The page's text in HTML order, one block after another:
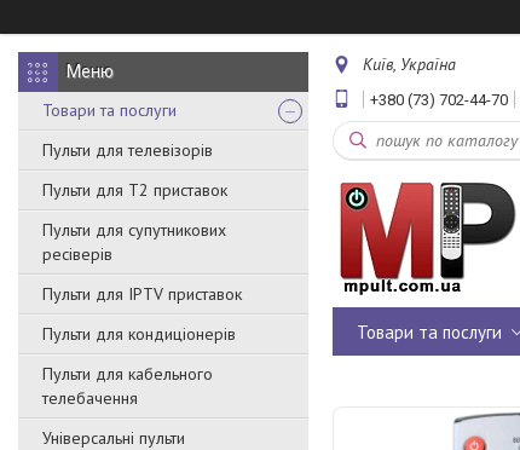
Товари та послуги
Пульти для телевізорів
Пульти для Т2 приставок
Пульти для супутникових
ресіверів
Пульти для IPTV приставок
Пульти для кондиціонерів
Пульти для кабельного
телебачення
Універсальні пульти
Київ, Україна
+380 (73) 702-44-70
Товари та послуги